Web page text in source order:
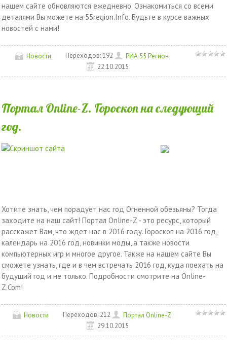
нашем сайте обновляются ежедневно. Ознакомиться со всеми
деталями Вы можете на 55region.Info. Будьте в курсе важных
новостей с нами!
Новости Переходов:192
РИА 55 Регион
22.10.2015
Портал Online-Z. Гороскоп на следующий
год.
Хотите знать, чем порадует нас год Огненной обезьяны? Тогда
заходите на наш сайт! Портал Online-Z - это ресурс, который
расскажет Вам, что ждет нас в 2016 году. Гороскоп на 2016 год,
календарь на 2016 год, новинки моды, а также новости
компьютерных игр и многое другое. Также на нашем сайте Вы
сможете узнать, где и в чем встречать 2016 год, куда поехать на
будущий год и не только. Подробности смотрите на Online-
Z.Com!
Новости Переходов: 212
Портал Online-Z
29.10.2015